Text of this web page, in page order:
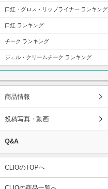
口紅・グロス・リップライナー ランキング
口紅 ランキング
チーク ランキング
ジェル・クリームチーク ランキング
商品情報
投稿写真・動画
Q&A
CLIOのTOPへ